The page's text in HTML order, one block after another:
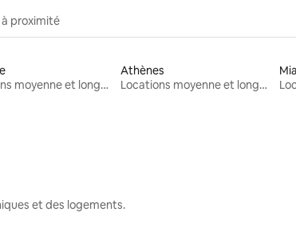
proximité
Locations moyenne et longue durée
Athènes
Locations moyenne et longue durée
et des logements.